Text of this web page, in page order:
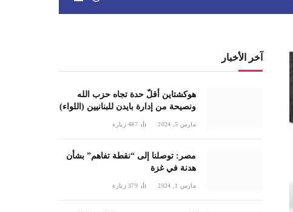
آخر الأخبار
هوكشتاين أقلّ حدة تجاه حزب الله
ونصيحة من إدارة بايدن للبنانيين (اللواء)
مارس 5, 2024 487 زيارة
مصر: توصلنا إلى “نقطة تفاهم” بشأن
هدنة في غزة
مارس 1, 2024 379 زيارة